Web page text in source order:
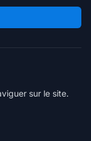
sur le site.